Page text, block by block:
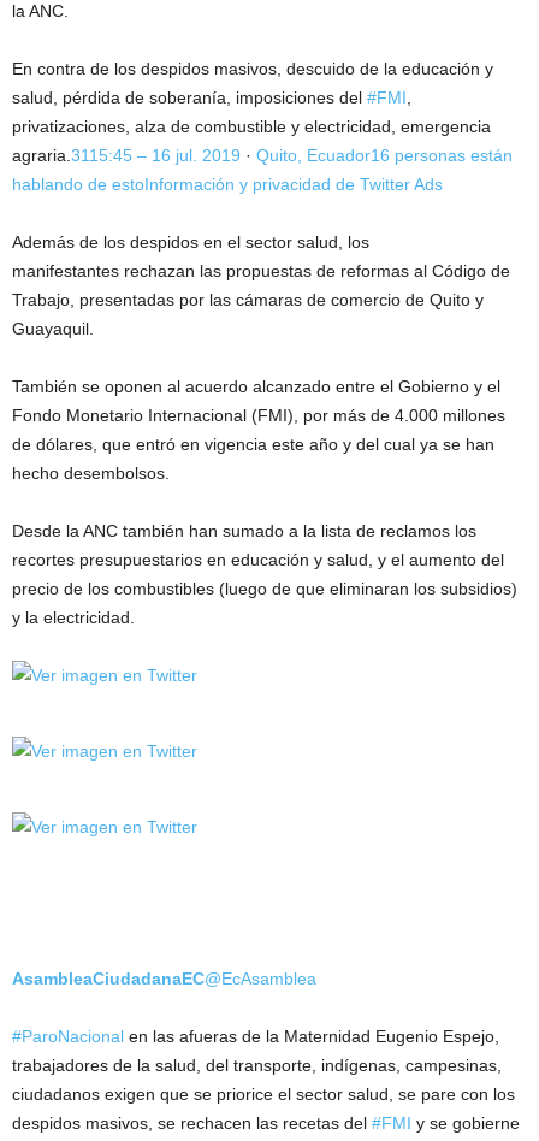
la ANC.
En contra de los despidos masivos, descuido de la educación y
salud, pérdida de soberanía, imposiciones del #FMI,
privatizaciones, alza de combustible y electricidad, emergencia
agraria.3115:45 – 16 jul. 2019 · Quito, Ecuador16 personas están
hablando de estoInformación y privacidad de Twitter Ads
Además de los despidos en el sector salud, los
manifestantes rechazan las propuestas de reformas al Código de
Trabajo, presentadas por las cámaras de comercio de Quito y
Guayaquil.
También se oponen al acuerdo alcanzado entre el Gobierno y el
Fondo Monetario Internacional (FMI), por más de 4.000 millones
de dólares, que entró en vigencia este año y del cual ya se han
hecho desembolsos.
Desde la ANC también han sumado a la lista de reclamos los
recortes presupuestarios en educación y salud, y el aumento del
precio de los combustibles (luego de que eliminaran los subsidios)
y la electricidad.
AsambleaCiudadanaEC@EcAsamblea
#ParoNacional en las afueras de la Maternidad Eugenio Espejo,
trabajadores de la salud, del transporte, indígenas, campesinas,
ciudadanos exigen que se priorice el sector salud, se pare con los
despidos masivos, se rechacen las recetas del #FMI y se gobierne